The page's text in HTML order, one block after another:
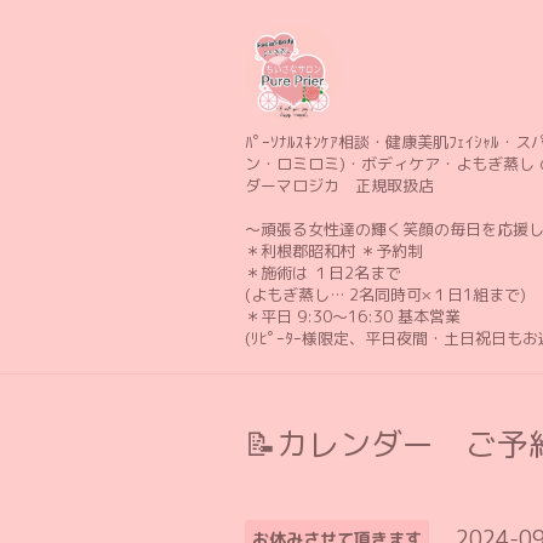
ﾊﾟｰｿﾅﾙｽｷﾝｹｱ相談・健康美肌ﾌｪｲｼｬﾙ・ス
ン・ロミロミ)・ボディケア・よもぎ蒸し
ダーマロジカ 正規取扱店
〜頑張る女性達の輝く笑顔の毎日を応援
＊利根郡昭和村 ＊予約制
＊施術は １日2名まで
(よもぎ蒸し… 2名同時可×１日1組まで)
＊平日 9:30〜16:30 基本営業
(ﾘﾋﾟｰﾀｰ様限定、平日夜間・土日祝日も
📝カレンダー ご予